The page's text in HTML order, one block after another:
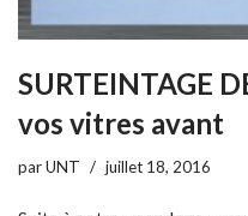
SURTEINTAGE
vos vitres avant
parUNT juillet 18, 2016